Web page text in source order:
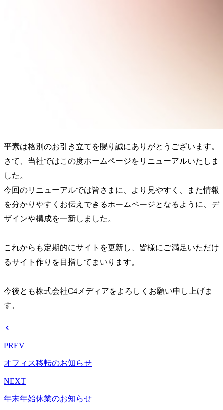
平素は格別のお引き立てを賜り誠にありがとうございます。
さて、当社ではこの度ホームページをリニューアルいたしま
した。
今回のリニューアルでは皆さまに、より見やすく、また情報
を分かりやすくお伝えできるホームページとなるように、デ
ザインや構成を一新しました。
これからも定期的にサイトを更新し、皆様にご満足いただけ
るサイト作りを目指してまいります。
今後とも株式会社C4メディアをよろしくお願い申し上げま
す。
PREV
オフィス移転のお知らせ
NEXT
年末年始休業のお知らせ